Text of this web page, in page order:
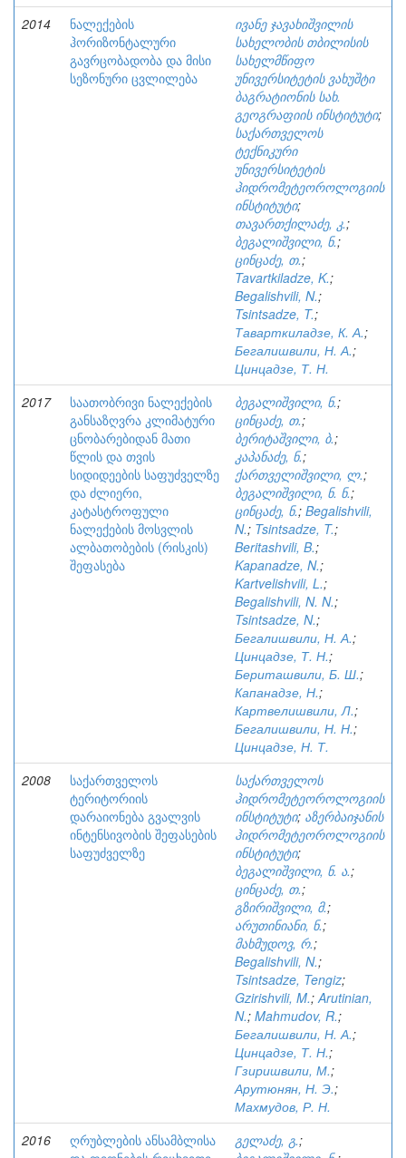
2014
ნალექების
ჰორიზონტალური
გავრცობადობა და მისი
სეზონური ცვლილება
ივანე ჯავახიშვილის
სახელობის თბილისის
სახელმწიფო
უნივერსიტეტის ვახუშტი
ბაგრატიონის სახ.
გეოგრაფიის ინსტიტუტი;
საქართველოს
ტექნიკური
უნივერსიტეტის
ჰიდრომეტეოროლოგიის
ინსტიტუტი;
თავართქილაძე, კ.;
ბეგალიშვილი, ნ.;
ცინცაძე, თ.;
Tavartkiladze, K.;
Begalishvili, N.;
Tsintsadze, T.;
Таварткиладзе, К. А.;
Бегалишвили, Н. А.;
Цинцадзе, Т. Н.
2017
საათობრივი ნალექების
განსაზღვრა კლიმატური
ცნობარებიდან მათი
წლის და თვის
სიდიდეების საფუძველზე
და ძლიერი,
კატასტროფული
ნალექების მოსვლის
ალბათობების (რისკის)
შეფასება
ბეგალიშვილი, ნ.;
ცინცაძე, თ.;
ბერიტაშვილი, ბ.;
კაპანაძე, ნ.;
ქართველიშვილი, ლ.;
ბეგალიშვილი, ნ. ნ.;
ცინცაძე, ნ.; Begalishvili,
N.; Tsintsadze, T.;
Beritashvili, B.;
Kapanadze, N.;
Kartvelishvili, L.;
Begalishvili, N. N.;
Tsintsadze, N.;
Бегалишвили, Н. А.;
Цинцадзе, Т. Н.;
Бериташвили, Б. Ш.;
Капанадзе, Н.;
Картвелишвили, Л.;
Бегалишвили, Н. Н.;
Цинцадзе, Н. Т.
2008
საქართველოს
ტერიტორიის
დარაიონება გვალვის
ინტენსივობის შეფასების
საფუძველზე
საქართველოს
ჰიდრომეტეოროლოგიის
ინსტიტუტი; აზერბაიჯანის
ჰიდრომეტეოროლოგიის
ინსტიტუტი;
ბეგალიშვილი, ნ. ა.;
ცინცაძე, თ.;
გზირიშვილი, მ.;
არუთინიანი, ნ.;
მახმუდოვ, რ.;
Begalishvili, N.;
Tsintsadze, Tengiz;
Gzirishvili, M.;Arutinian,
N.; Mahmudov, R.;
Бегалишвили, Н. А.;
Цинцадзе, Т. Н.;
Гзиришвили, М.;
Арутюнян, Н. Э.;
Махмудов, Р. Н.
2016
ღრუბლების ანსამბლისა
გელაძე, გ.;